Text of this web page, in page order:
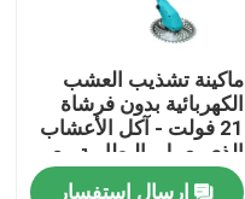
ماكينة تشذيب العشب
الكهربائية بدون فرشاة
21 فولت - آكل الأعشاب
الذي يعمل بالبطارية مع
رأس ماكينة تشذيب
إرسال استفسار